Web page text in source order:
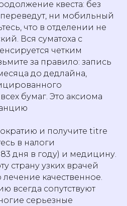
квеста: без
переведут, ни мобильный
что в отделении не
Вся суматоха с
четким
за правило: запись
до дедлайна,
бумаг. Это аксиома
и получите titre
в налоги
дня в году) и медицину.
страну узких врачей
лечение качественное.
всегда сопутствуют
серьезные